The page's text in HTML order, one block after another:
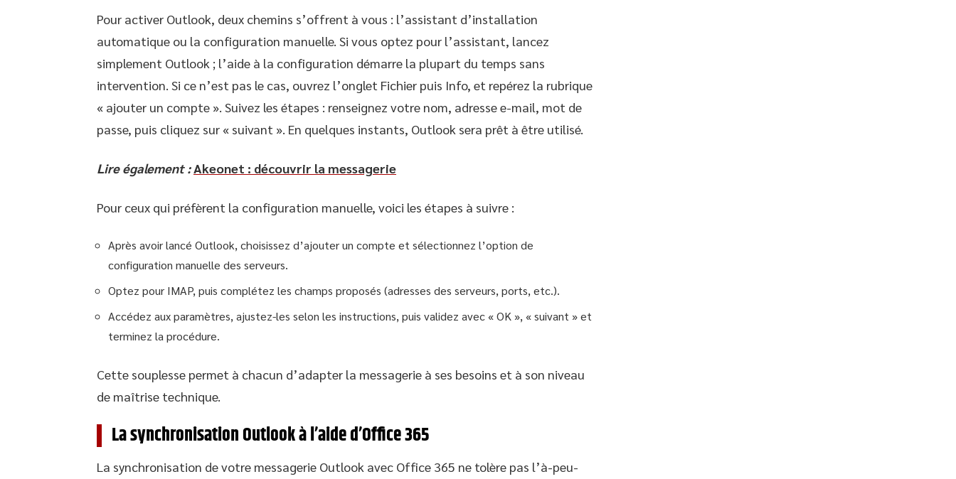
Pour activer Outlook, deux chemins s’offrent à vous : l’assistant d’installation
automatique ou la configuration manuelle. Si vous optez pour l’assistant, lancez
simplement Outlook ; l’aide à la configuration démarre la plupart du temps sans
intervention. Si ce n’est pas le cas, ouvrez l’onglet Fichier puis Info, et repérez la rubrique
« ajouter un compte ». Suivez les étapes : renseignez votre nom, adresse e-mail, mot de
passe, puis cliquez sur « suivant ». En quelques instants, Outlook sera prêt à être utilisé.
Lire également : Akeonet : découvrir la messagerie
Pour ceux qui préfèrent la configuration manuelle, voici les étapes à suivre :
Après avoir lancé Outlook, choisissez d’ajouter un compte et sélectionnez l’option de
configuration manuelle des serveurs.
Optez pour IMAP, puis complétez les champs proposés (adresses des serveurs, ports, etc.).
Accédez aux paramètres, ajustez-les selon les instructions, puis validez avec « OK », « suivant » et
terminez la procédure.
Cette souplesse permet à chacun d’adapter la messagerie à ses besoins et à son niveau
de maîtrise technique.
La synchronisation Outlook à l’aide d’Office 365
La synchronisation de votre messagerie Outlook avec Office 365 ne tolère pas l’à-peu-